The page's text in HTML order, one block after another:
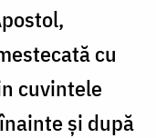
cu
cuvintele
și după